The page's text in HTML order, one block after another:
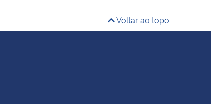
Voltar ao topo